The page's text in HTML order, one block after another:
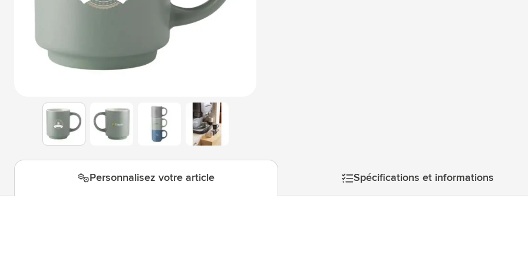
Afficher le sous-menu pour la catégorie Technologie & gadgets
Afficher le sous-menu pour la catégorie Giveaways
Afficher le sous-menu pour la catégorie Écriture
Afficher le sous-menu pour la catégorie Outdoor & Loisirs
Outils & Déplacements
Afficher le sous-menu pour la catégorie Outils & Déplacements
View larger imageView larger imageView larger imageView larger image
Personnalisez votre article Spécifications et informations